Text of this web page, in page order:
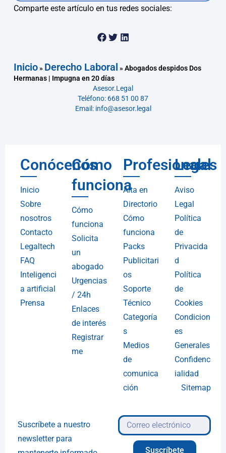
Comparte este artículo en tus redes sociales:
Inicio» Derecho Laboral »Abogados despidos Dos
Hermanas | Impugna en 20 días
Asesor.Legal
Teléfono: 668 51 00 87
Email: info@asesor.legal
Conócenos
Inicio
Sobre
nosotros
Contacto
Legaltech
FAQ
Inteligenci
a artificial
Prensa
Cómo
funciona
Cómo
funciona
Solicita
un
abogado
Urgencias
/ 24h
Enlaces
de interés
Registrar
me
Profesionales
Alta en
Directorio
Cómo
funciona
Packs
Publicitari
os
Soporte
Técnico
Categoría
s
Medios
de
comunica
ción
Legal
Aviso
Legal
Política
de
Privacida
d
Política
de
Cookies
Condicion
es
Generales
Confidenc
ialidad
Sitemap
Suscríbete a nuestro
newsletter para
Suscríbete